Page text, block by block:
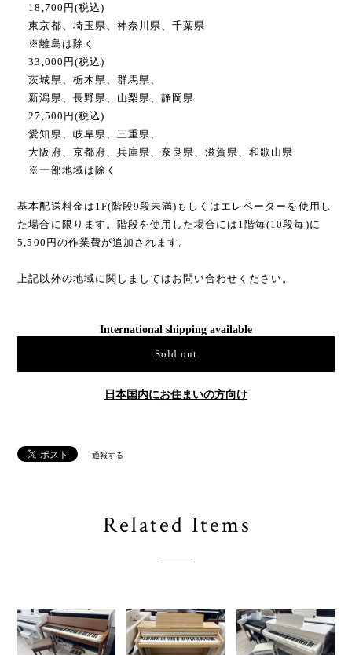
18,700円(税込)
東京都、埼玉県、神奈川県、千葉県
※離島は除く
33,000円(税込)
茨城県、栃木県、群馬県、
新潟県、長野県、山梨県、静岡県
27,500円(税込)
愛知県、岐阜県、三重県、
大阪府、京都府、兵庫県、奈良県、滋賀県、和歌山県
※一部地域は除く
基本配送料金は1F(階段9段未満)もしくはエレベーターを使用し
た場合に限ります。階段を使用した場合には1階毎(10段毎)に
5,500円の作業費が追加されます。
上記以外の地域に関しましてはお問い合わせください。
International shipping available
Sold out
日本国内にお住まいの方向け
通報する
Related Items